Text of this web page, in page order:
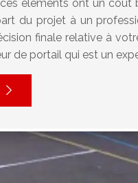
éléments ont un cout
du projet à un
finale relative à
de portail qui est un